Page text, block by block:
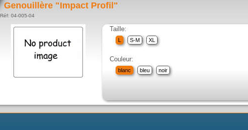
Genouillère "Impact Profil"
Réf: 04-005-04
Taille:
L S-M XL
Couleur:
blanc bleu noir